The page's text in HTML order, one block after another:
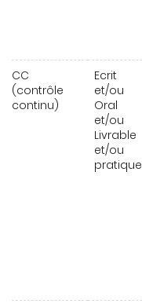
CC
(contrôle
continu)
Ecrit
et/ou
Oral
et/ou
Livrable
et/ou
pratique